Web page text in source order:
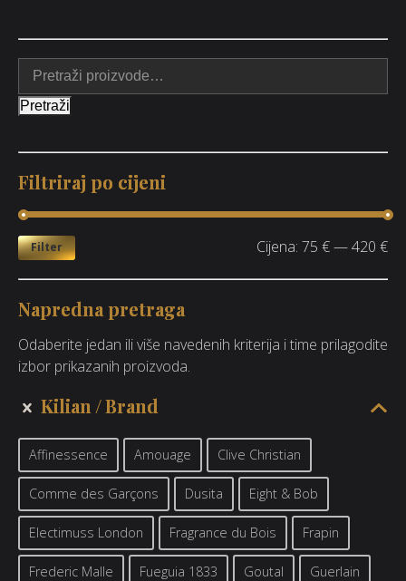
Pretraži
Filtriraj po cijeni
Filter Cijena: 75 €—420 €
Napredna pretraga
Odaberite jedan ili više navedenih kriterija i time prilagodite
izbor prikazanih proizvoda.
Kilian Brand
Affinessence Amouage Clive Christian
Comme des Garçons Dusita Eight & Bob
Electimuss London Fragrance du Bois Frapin
Frederic Malle Fueguia 1833 Goutal Guerlain